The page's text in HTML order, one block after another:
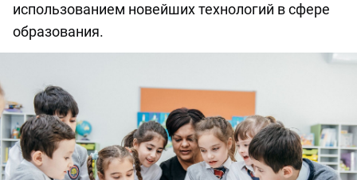
использованием новейших технологий в сфере
образования.